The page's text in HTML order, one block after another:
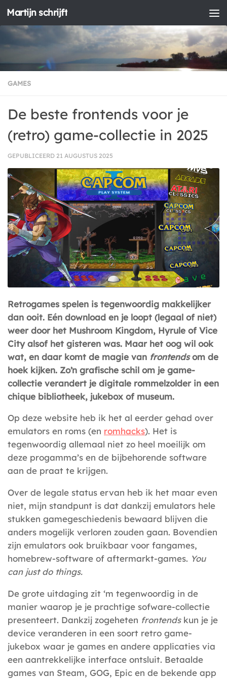
Doorgaan naar inhoud
Martijn schrijft
GAMES
De beste frontends voor je
(retro) game-collectie in 2025
GEPUBLICEERD 21 AUGUSTUS 2025
Retro­games spelen is tegenwoordig makkelijker
dan ooit. Eén download en je loopt (legaal of niet)
weer door het Mushroom Kingdom, Hyrule of Vice
City alsof het gisteren was. Maar het oog wil ook
wat, en daar komt de magie van frontendsom de
hoek kijken. Zo’n grafische schil om je game-
collectie verandert je digitale rommelzolder in een
chique bibliotheek, jukebox of museum.
Op deze website heb ik het al eerder gehad over
emulators en roms (en romhacks). Het is
tegenwoordig allemaal niet zo heel moeilijk om
deze progamma’s en de bijbehorende software
aan de praat te krijgen.
Over de legale status ervan heb ik het maar even
niet, mijn standpunt is dat dankzij emulators hele
stukken gamegeschiedenis bewaard blijven die
anders mogelijk verloren zouden gaan. Bovendien
zijn emulators ook bruikbaar voor fangames,
homebrew-software of aftermarkt-games. You
can just do things.
De grote uitdaging zit ‘m tegenwoordig in de
manier waarop je je prachtige sofware-collectie
presenteert. Dankzij zogeheten frontends kun je je
device veranderen in een soort retro game-
jukebox waar je games en andere applicaties via
een aantrekkelijke interface ontsluit. Betaalde
games van Steam, GOG, Epic en de bekende app